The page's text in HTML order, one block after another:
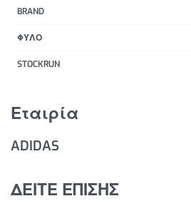
Άνω μέρος από
Ελαφριά και ευέλικτη
©Disney
BRAND
ΦΥΛΟ
STOCKRUN
Εταιρία
ADIDAS
ΔΕΙΤΕ ΕΠΙΣΗΣ